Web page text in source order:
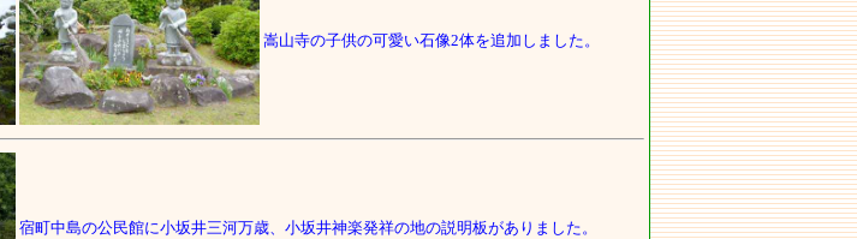
嵩山寺の子供の可愛い石像2体を追加しました。
宿町中島の公民館に小坂井三河万歳、小坂井神楽発祥の地の説明板がありました。